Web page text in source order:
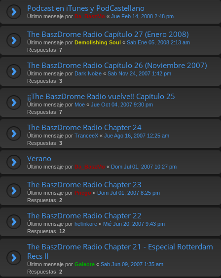
Podcast en iTunes y PodCastellano
Último mensaje por Da_BaszMo « Jue Feb 14, 2008 2:48 pm
The BaszDrome Radio Capítulo 27 (Enero 2008)
Último mensaje por Demolishing Soul « Sab Ene 05, 2008 2:13 am
Respuestas: 7
The BaszDrome Radio Capítulo 26 (Noviembre 2007)
Último mensaje por Dark Noize « Sab Nov 24, 2007 1:42 pm
Respuestas: 3
¡¡The BaszDrome Radio vuelve!! Capítulo 25
Último mensaje por Moe « Jue Oct 04, 2007 9:30 pm
Respuestas: 7
The BaszDrome Radio Chapter 24
Último mensaje por TranceeX « Jue Ago 16, 2007 12:25 am
Respuestas: 3
Verano
Último mensaje por Da_BaszMo « Dom Jul 01, 2007 10:27 pm
The BaszDrome Radio Chapter 23
Último mensaje por Priego « Dom Jul 01, 2007 8:25 pm
Respuestas: 2
The BaszDrome Radio Chapter 22
Último mensaje por hellinkore « Mié Jun 20, 2007 9:43 pm
Respuestas: 12
The BaszDrome Radio Chapter 21 - Especial Rotterdam
Recs II
Último mensaje por Galeote « Sab Jun 09, 2007 1:35 am
Respuestas: 2